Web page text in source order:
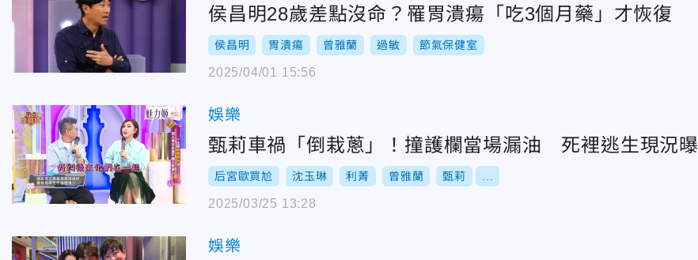
侯昌明28歲差點沒命？罹胃潰瘍「吃3個月藥」才恢復
侯昌明 胃潰瘍 曾雅蘭 過敏 節氣保健室
2025/04/01 15:56
娛樂
甄莉車禍「倒栽蔥」！撞護欄當場漏油 死裡逃生現況曝
后宮歐買尬 沈玉琳 利菁 曾雅蘭 甄莉
2025/03/25 13:28
娛樂